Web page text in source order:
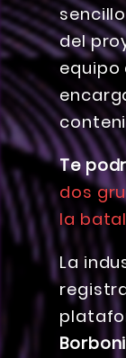
del
Te
dos
la
La